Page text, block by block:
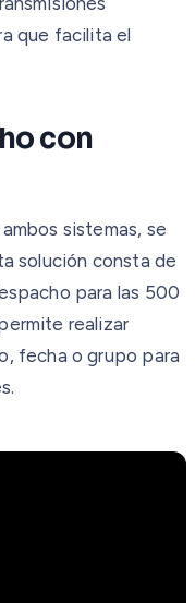
que facilita el
con
sistemas, se
solución consta de
para las 500
realizar
fecha o grupo para